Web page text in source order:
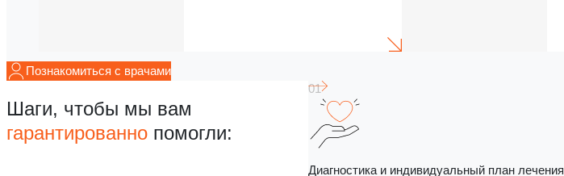
Познакомиться с врачами
Шаги, чтобы мы вам
гарантированно помогли:
Диагностика и индивидуальный план лечения